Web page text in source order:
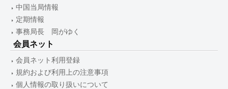
中国当局情報
定期情報
事務局長 岡がゆく
会員ネット
会員ネット利用登録
規約および利用上の注意事項
個人情報の取り扱いについて